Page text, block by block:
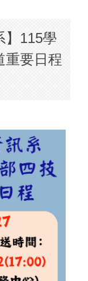
】115學
重要日程